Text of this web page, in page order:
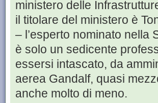
ministero delle
il titolare del ministero è
– l’esperto nominato nella
è solo un sedicente
essersi intascato, da
aerea Gandalf, quasi
anche molto di meno.